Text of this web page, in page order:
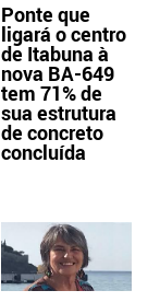
Ponte que
ligará o centro
de Itabuna à
nova BA-649
tem 71% de
sua estrutura
de concreto
concluída